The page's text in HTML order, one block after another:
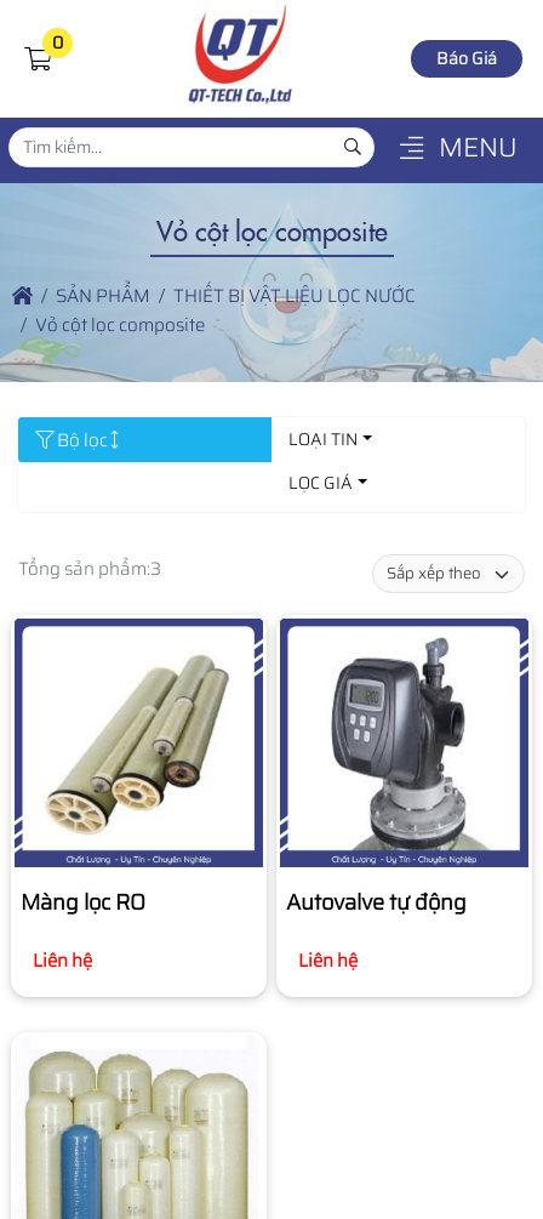
0
Báo Giá
MENU
Vỏ cột lọc composite
SẢN PHẨM
THIẾT BỊ VẬT LIỆU LỌC NƯỚC
Vỏ cột lọc composite
Bộ lọc
LOẠI TIN
LỌC GIÁ
Tổng sản phẩm:3
Màng lọc RO
Liên hệ
Autovalve tự động
Liên hệ